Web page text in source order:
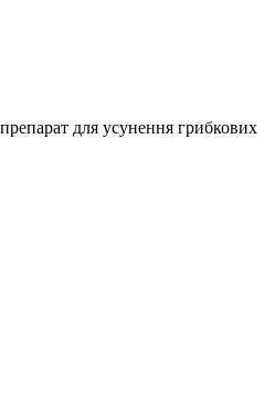
для усунення грибкових